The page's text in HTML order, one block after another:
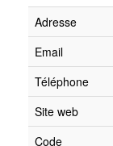
Adresse
Email
Téléphone
Site web
Code